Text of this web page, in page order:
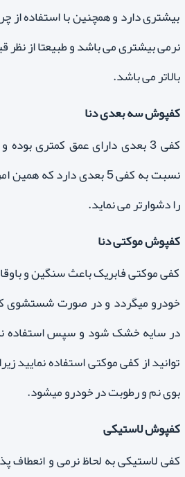
بیشتری دارد و همچنین با استفاده از
بالاتر می باشد.
کفپوش سه بعدی دنا
کفی 3 بعدی دارای عمق کمتری
نسبت به کفی 5 بعدی دارد
را دشوارتر می نماید.
کفپوش موکتی دنا
کفی موکتی فابریک باعث سنگین و
خودرو میگردد و در صورت شستشوی
در سایه خشک شود و سپس استفاده
توانید از کفی موکتی استفاده نمایید
بوی نم و رطوبت در خودرو میشود.
کفپوش لاستیکی
کفی لاستیکی به لحاظ نرمی و انعطاف